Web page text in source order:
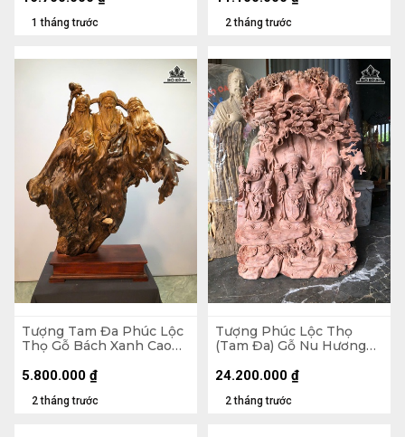
1 tháng trước 2 tháng trước
Tượng Tam Đa Phúc Lộc
Thọ Gỗ Bách Xanh Cao
2 tháng trước
5.800.000 ₫
Tượng Phúc Lộc Thọ
(Tam Đa) Gỗ Nu Hương
(cm)
2 tháng trước
24.200.000 ₫